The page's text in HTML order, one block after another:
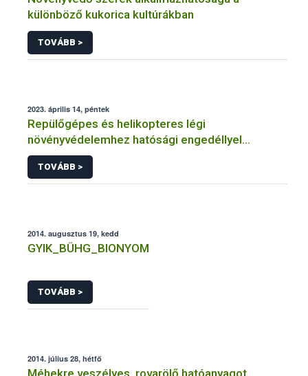
különböző kukorica kultúrákban
TOVÁBB >
2023. április 14, péntek
Repülőgépes és helikopteres légi
növényvédelemhez hatósági engedéllyel
rendelkező szervezetek
TOVÁBB >
2014. augusztus 19, kedd
GYIK_BÜHG_BIONYOM
TOVÁBB >
2014. július 28, hétfő
Méhekre veszélyes, rovarölő hatóanyagot